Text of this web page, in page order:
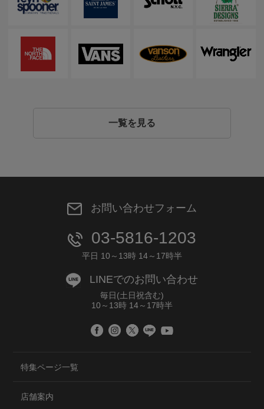
一覧を見る
お問い合わせフォーム
03-5816-1203
平日 10～13時 14～17時半
LINEでのお問い合わせ
毎日(土日祝含む)
10～13時 14～17時半
特集ページ一覧
店舗案内